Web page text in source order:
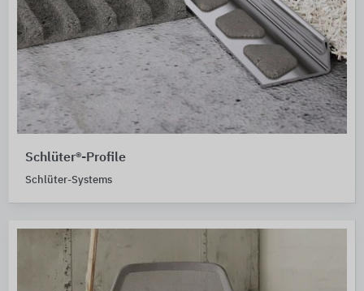
Schlüter®-Profile
Schlüter-Systems